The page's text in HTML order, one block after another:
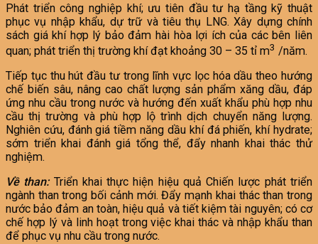
Phát triển công nghiệp khí; ưu tiên đầu tư hạ tầng kỹ thuật
phục vụ nhập khẩu, dự trữ và tiêu thụ LNG. Xây dựng chính
sách giá khí hợp lý bảo đảm hài hòa lợi ích của các bên liên
quan; phát triển thị trường khí đạt khoảng 30 – 35 tỉ m3 /năm.
Tiếp tục thu hút đầu tư trong lĩnh vực lọc hóa dầu theo hướng
chế biến sâu, nâng cao chất lượng sản phẩm xăng dầu, đáp
ứng nhu cầu trong nước và hướng đến xuất khẩu phù hợp nhu
cầu thị trường và phù hợp lộ trình dịch chuyển năng lượng.
Nghiên cứu, đánh giá tiềm năng dầu khí đá phiến, khí hydrate;
sớm triển khai đánh giá tổng thể, đẩy nhanh khai thác thử
nghiệm.
Về than: Triển khai thực hiện hiệu quả Chiến lược phát triển
ngành than trong bối cảnh mới. Đẩy mạnh khai thác than trong
nước bảo đảm an toàn, hiệu quả và tiết kiệm tài nguyên; có cơ
chế hợp lý và linh hoạt trong việc khai thác và nhập khẩu than
để phục vụ nhu cầu trong nước.